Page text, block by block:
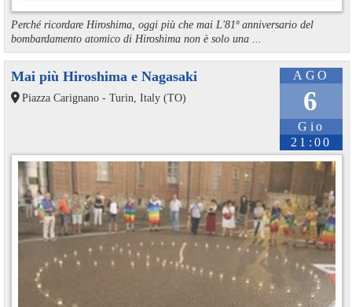
Perché ricordare Hiroshima, oggi più che mai L'81º anniversario del
bombardamento atomico di Hiroshima non è solo una ...
AGO
6
Gio
21:00
Mai più Hiroshima e Nagasaki
Piazza Carignano - Turin, Italy (TO)